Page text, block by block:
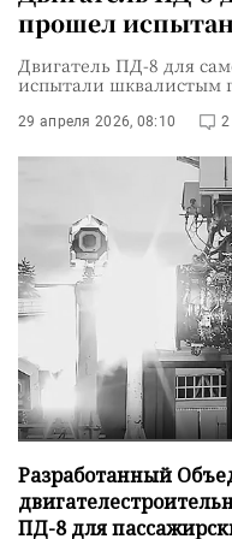
прошел
Двигатель ПД-8 для
испытали шквалистым
29 апреля 2026, 08:10 2
Разработанный
ПД-8 для